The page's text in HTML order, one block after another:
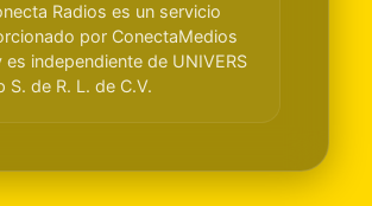
Radios es un servicio
por ConectaMedios
es independiente de UNIVERS
S. de R. L. de C.V.